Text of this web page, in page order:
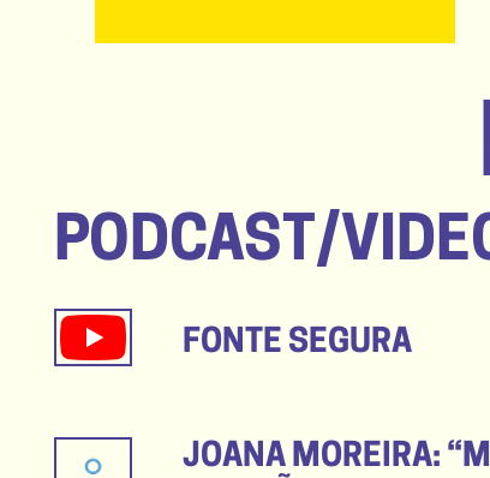
PODCAST/
FONTE SEGURA
JOANA MOREIRA: